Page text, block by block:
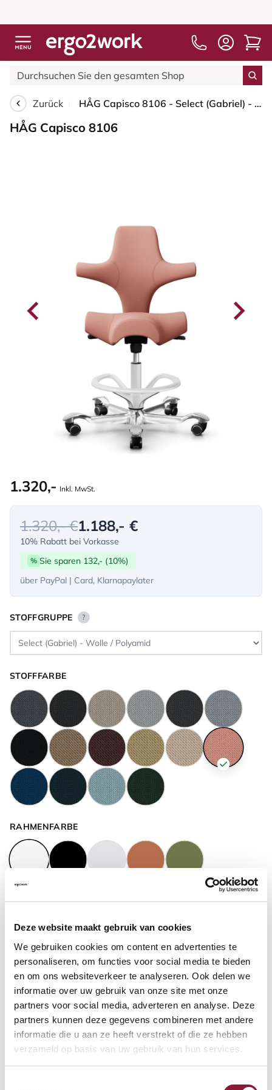
Deze website maakt gebruik van cookies
We gebruiken cookies om content en advertenties te
personaliseren, om functies voor social media te bieden
en om ons websiteverkeer te analyseren. Ook delen we
informatie over uw gebruik van onze site met onze
partners voor social media, adverteren en analyse. Deze
partners kunnen deze gegevens combineren met andere
informatie die u aan ze heeft verstrekt of die ze hebben
verzameld op basis van uw gebruik van hun services.
Zurück HÅG Capisco 8106 - Select (Gabriel) - Wolle / Polyamid - SC64213 - Light blush - Weiß - 200 mm (Sitzhöhe 46-64cm) - Harte Rollen für weiche Böden
HÅG Capisco 8106
1.320,- Inkl. MwSt.
1.320,- €1.188,- €
10% Rabatt bei Vorkasse
% Sie sparen 132,- (10%)
über PayPal | Card, Klarnapaylater
STOFFGRUPPE ?
STOFFFARBE
RAHMENFARBE
GASFEDERHÖHE
BODENKONTAKT
FUSSRING ?